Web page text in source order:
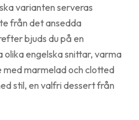
varianten serveras
från det ansedda
bjuds du på en
engelska snittar, varma
med marmelad och clotted
stil, en valfri dessert från